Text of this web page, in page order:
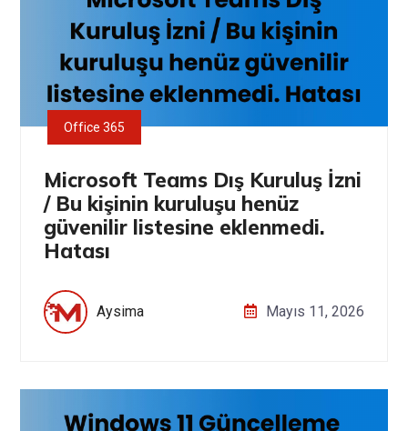
Office 365
Microsoft Teams Dış Kuruluş İzni
/ Bu kişinin kuruluşu henüz
güvenilir listesine eklenmedi.
Hatası
Aysima Mayıs 11, 2026